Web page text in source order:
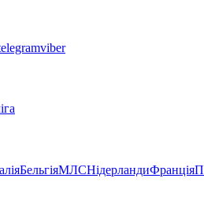
viber
БельгіяМЛСНідерландиФранція